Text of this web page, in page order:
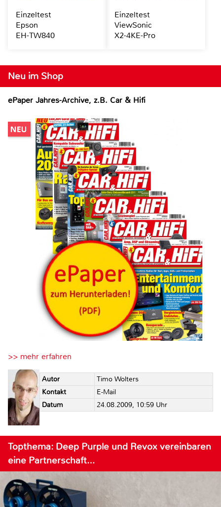
Neu im Shop
ePaper Jahres-Archive, z.B. Car & Hifi
>> mehr erfahren
Autor
Timo Wolters
Kontakt
E-Mail
Datum
24.08.2009, 10:59 Uhr
Topthema: Deep Purple und Revox vereinbaren
eine Partnerschaft…
Einzeltest
Epson
EH-TW840
Einzeltest
ViewSonic
X2-4KE-Pro